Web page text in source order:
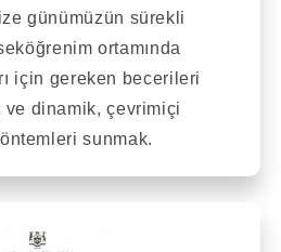
günümüzün sürekli
ortamında
için gereken becerileri
ve dinamik, çevrimiçi
sunmak.